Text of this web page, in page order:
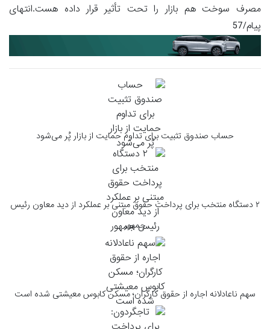
مصرف سوخت هم بازار را تحت تأثیر قرار داده هست.انتهای
پیام/57
حساب صندوق تثبیت برای تداوم حمایت از بازار پُر می‌شود
۲ دستگاه منتخب برای پرداخت حقوق مبتنی بر عملکرد از دید معاون رئیس
جمهور
سهم ناعادلانه اجاره از حقوق کارگران؛ مسکن کابوس معیشتی شده است